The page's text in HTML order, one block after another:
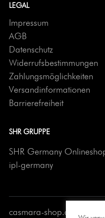
LEGAL
Impressum
AGB
Datenschutz
Widerrufsbestimmungen
Zahlungsmöglichkeiten
Versandinformationen
Barrierefreiheit
SHR GRUPPE
SHR Germany
ipl-germany
casmara-shop.de © 2026